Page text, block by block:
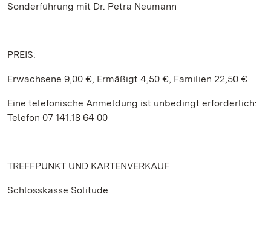
Sonderführung mit Dr. Petra Neumann
PREIS:
Erwachsene 9,00 €, Ermäßigt 4,50 €, Familien 22,50 €
Eine telefonische Anmeldung ist unbedingt erforderlich:
Telefon 07 141.18 64 00
TREFFPUNKT UND KARTENVERKAUF
Schlosskasse Solitude